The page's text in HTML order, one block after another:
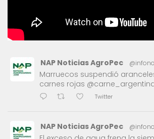
NAP Noticias AgroPec
Marruecos suspendió
carnes rojas
Twitter
NAP Noticias AgroPec